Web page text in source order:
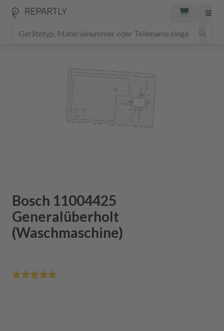
Bosch 11004425
Generalüberholt
(Waschmaschine)